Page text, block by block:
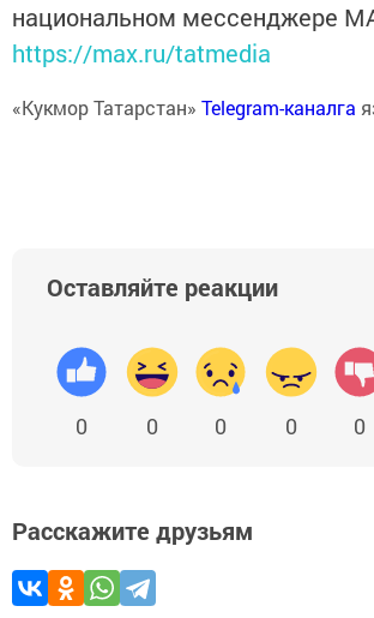
национальном мессенджере
https://max.ru/tatmedia
«Кукмор Татарстан» Telegram-каналга
Оставляйте реакции
0 0 0 0 0
Расскажите друзьям